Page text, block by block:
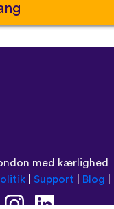
med kærlighed
Support Blog